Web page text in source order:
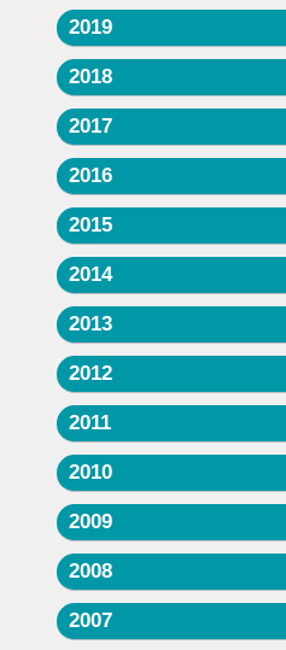
2019
2018
2017
2016
2015
2014
2013
2012
2011
2010
2009
2008
2007